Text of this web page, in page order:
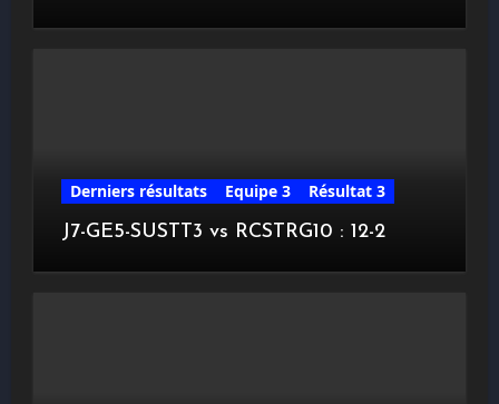
Derniers résultats Equipe 3
Résultat 3
J7-GE5-SUSTT3 vs RCSTRG10 : 12-2